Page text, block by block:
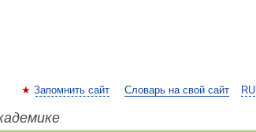
RU
Запомнить сайт Словарь на свой сайт